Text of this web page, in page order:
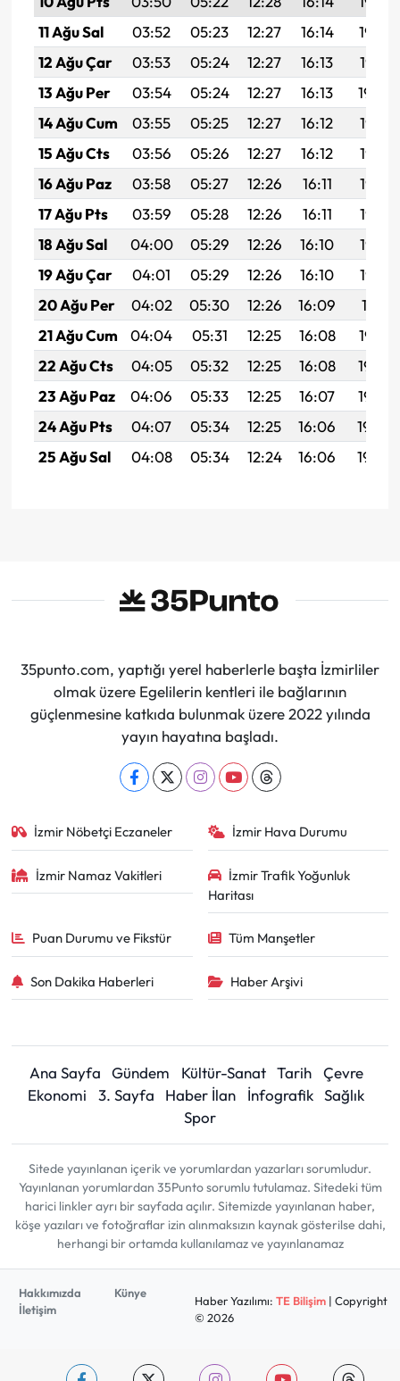
11 Ağu Sal
03:52 05:23 12:27 16:14
19:22
12 Ağu Çar
03:53 05:24 12:27 16:13
19:21
13 Ağu Per
03:54 05:24 12:27 16:13
19:20
14 Ağu Cum
03:55 05:25 12:27 16:12
19:18
15 Ağu Cts
03:56 05:26 12:27 16:12
19:17
16 Ağu Paz
03:58 05:27 12:26 16:11
19:16
17 Ağu Pts
03:59 05:28 12:26 16:11
19:15
18 Ağu Sal
04:00 05:29 12:26 16:10
19:13
19 Ağu Çar
04:01 05:29 12:26 16:10
19:12
20 Ağu Per
04:02 05:30 12:26 16:09
19:11
21 Ağu Cum
04:04 05:31 12:25 16:08
19:10
22 Ağu Cts
04:05 05:32 12:25 16:08
19:08
23 Ağu Paz
04:06 05:33 12:25 16:07
19:07
24 Ağu Pts
04:07 05:34 12:25 16:06
19:06
25 Ağu Sal
04:08 05:34 12:24 16:06 19:04
35punto.com, yaptığı yerel haberlerle başta İzmirliler
olmak üzere Egelilerin kentleri ile bağlarının
güçlenmesine katkıda bulunmak üzere 2022 yılında
yayın hayatına başladı.
İzmir Nöbetçi Eczaneler İzmir Hava Durumu
İzmir Namaz Vakitleri
İzmir Trafik Yoğunluk
Haritası
Puan Durumu ve Fikstür Tüm Manşetler
Son Dakika Haberleri Haber Arşivi
Ana Sayfa Gündem Kültür-Sanat Tarih
Çevre
Ekonomi
3. Sayfa Haber İlan İnfografik Sağlık
Spor
Sitede yayınlanan içerik ve yorumlardan yazarları sorumludur.
Yayınlanan yorumlardan 35Punto sorumlu tutulamaz. Sitedeki tüm
harici linkler ayrı bir sayfada açılır. Sitemizde yayınlanan haber,
köşe yazıları ve fotoğraflar izin alınmaksızın kaynak gösterilse dahi,
herhangi bir ortamda kullanılamaz ve yayınlanamaz
Hakkımızda
Künye
İletişim
Haber Yazılımı: TE Bilişim| Copyright
© 2026